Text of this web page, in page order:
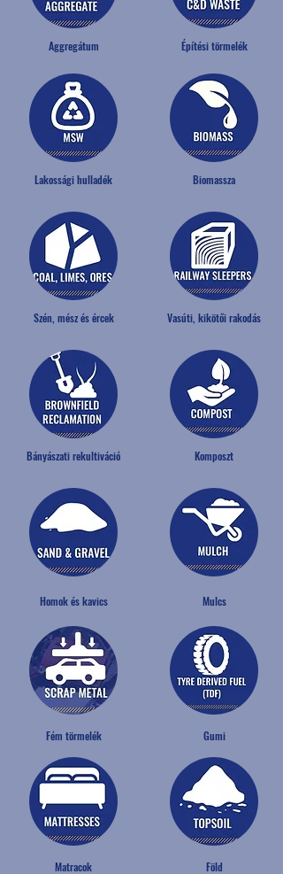
Aggregátum Építési törmelék
Lakossági hulladék Biomassza
Szén, mész és ércek Vasúti, kikötői rakodás
Bányászati rekultiváció Komposzt
Homok és kavics Mulcs
Gumi
Fém törmelék
Matracok Föld